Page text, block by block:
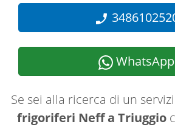
WhatsApp
Se sei alla ricerca di un
frigoriferi Neff a Triuggio